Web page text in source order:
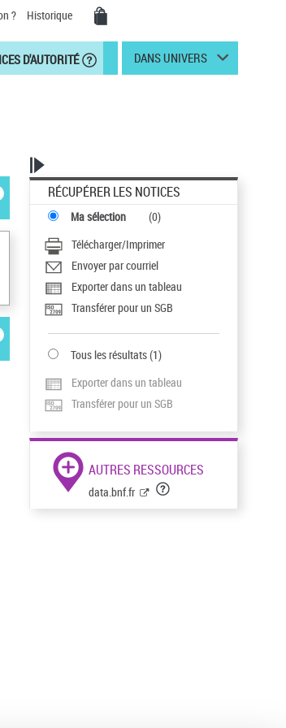
? Historique
D'AUTORITÉ DANS UNIVERS
RÉCUPÉRER LES NOTICES
Ma sélection (0)
Télécharger/Imprimer
Envoyer par courriel
Exporter dans un tableau
Transférer pour un SGB
Tous les résultats(1)
Exporter dans un tableau
Transférer pour un SGB
AUTRES RESSOURCES
data.bnf.fr